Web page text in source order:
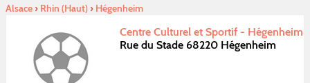
Alsace› Rhin (Haut)› Hégenheim
Centre Culturel et Sportif - Hégenheim
Rue du Stade 68220 Hégenheim